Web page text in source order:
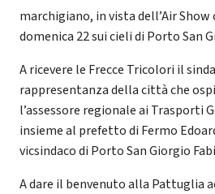
marchigiano, in vista dell’Air Show
domenica 22 sui cieli di Porto San
A ricevere le Frecce Tricolori il
rappresentanza della città che
l’assessore regionale ai Trasporti
insieme al prefetto di Fermo
vicsindaco di Porto San Giorgio
A dare il benvenuto alla Pattuglia